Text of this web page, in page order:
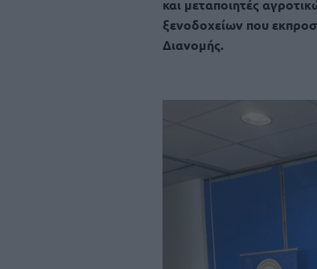
και μεταποιητές
ξενοδοχείων που
Διανομής.